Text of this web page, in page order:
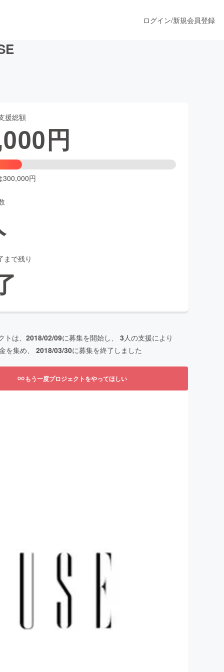
ファッション
ログイン/新規会員登録
援総額
円
300,000円
まで残り
は、 2018/02/09に募集を開始し、 3人の支援により
を集め、 2018/03/30に募集を終了しました
もう一度プロジェクトをやってほしい